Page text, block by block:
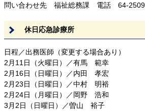
問い合わせ先 福祉総務課 電話 64-2509
休日応急診療所
日程／出務医師（変更する場合あり）
2月11日（火曜日）／有馬 範幸
2月16日（日曜日）／内田 孝宏
2月23日（日曜日）／中村 明裕
2月24日（月曜日）／岡野 浩和
3月2日（日曜日）／曽山 裕子